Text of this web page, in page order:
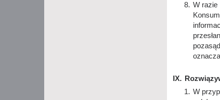
W razie
W